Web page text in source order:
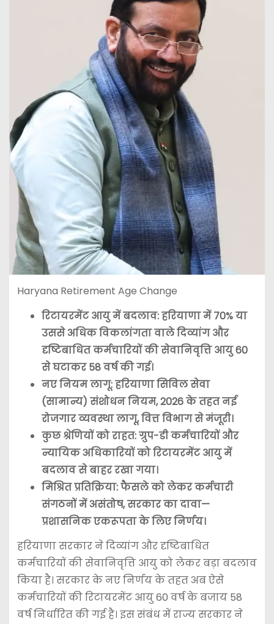
Haryana Retirement Age Change
रिटायरमेंट आयु में बदलाव: हरियाणा में 70% या
उससे अधिक विकलांगता वाले दिव्यांग और
दृष्टिबाधित कर्मचारियों की सेवानिवृत्ति आयु 60
से घटाकर 58 वर्ष की गई।
नए नियम लागू: हरियाणा सिविल सेवा
(सामान्य) संशोधन नियम, 2026 के तहत नई
रोजगार व्यवस्था लागू, वित्त विभाग से मंजूरी।
कुछ श्रेणियों को राहत: ग्रुप-डी कर्मचारियों और
न्यायिक अधिकारियों को रिटायरमेंट आयु में
बदलाव से बाहर रखा गया।
मिश्रित प्रतिक्रिया: फैसले को लेकर कर्मचारी
संगठनों में असंतोष, सरकार का दावा—
प्रशासनिक एकरूपता के लिए निर्णय।
हरियाणा सरकार ने दिव्यांग और दृष्टिबाधित
कर्मचारियों की सेवानिवृत्ति आयु को लेकर बड़ा बदलाव
किया है। सरकार के नए निर्णय के तहत अब ऐसे
कर्मचारियों की रिटायरमेंट आयु 60 वर्ष के बजाय 58
वर्ष निर्धारित की गई है। इस संबंध में राज्य सरकार ने